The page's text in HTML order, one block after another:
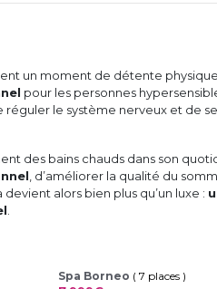
un moment de détente
pour les personnes
réguler le système nerveux et de
des bains chauds dans son
, d’améliorer la qualité du
alors bien plus qu’un luxe :
Spa Borneo ( 7 places )